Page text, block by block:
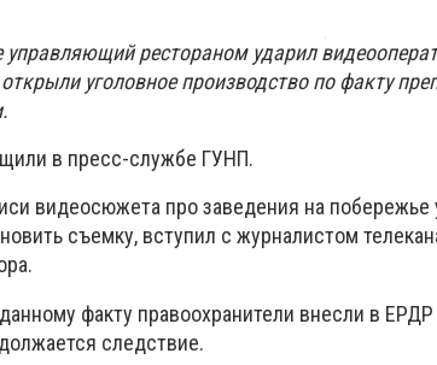
управляющий рестораном ударил
уголовное производство по факту
в пресс-службе ГУНП.
видеосюжета про заведения на
съемку, вступил с журналистом
факту правоохранители внесли в ЕРДР
следствие.